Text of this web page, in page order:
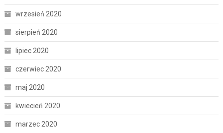
wrzesień 2020
sierpień 2020
lipiec 2020
czerwiec 2020
maj 2020
kwiecień 2020
marzec 2020